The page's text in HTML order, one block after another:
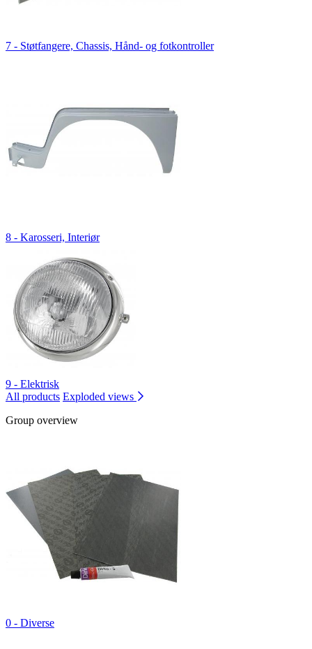
7 - Støtfangere, Chassis, Hånd- og fotkontroller
8 - Karosseri, Interiør
9 - Elektrisk
All products Exploded views
Group overview
0 - Diverse